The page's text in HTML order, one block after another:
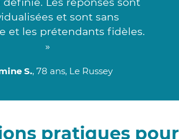
et sont sans
et les prétendants fidèles.
»
S., 78 ans, Le Russey
pratiques pour